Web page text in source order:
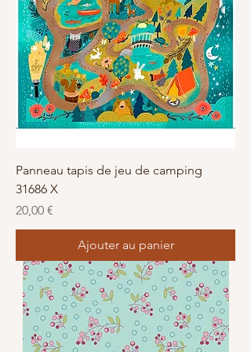
Panneau tapis de jeu de camping
31686 X
Prix
20,00 €
Ajouter au panier